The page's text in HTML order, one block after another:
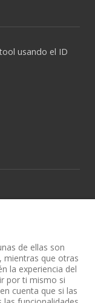
usando el ID
de ellas son
mientras que otras
la experiencia del
por ti mismo si
cuenta que si las